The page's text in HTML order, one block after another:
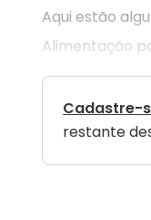
Aqui estão
Alimentação
Cadastre-
restante